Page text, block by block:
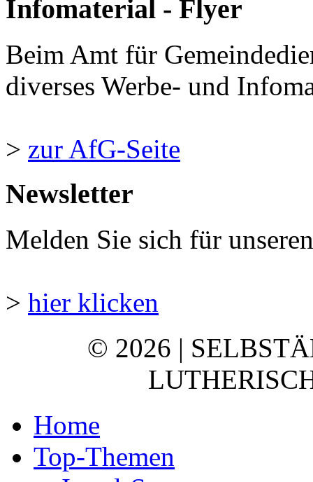
Infomaterial - Flyer
Beim Amt für
diverses Werbe- und
> zur AfG-Seite
Newsletter
Melden Sie sich für
> hier klicken
© 2026 |
Home
Top-Themen